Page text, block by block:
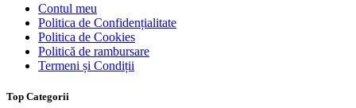
Contul meu
Politica de Confidențialitate
Politica de Cookies
Politică de rambursare
Termeni și Condiții
Top Categorii